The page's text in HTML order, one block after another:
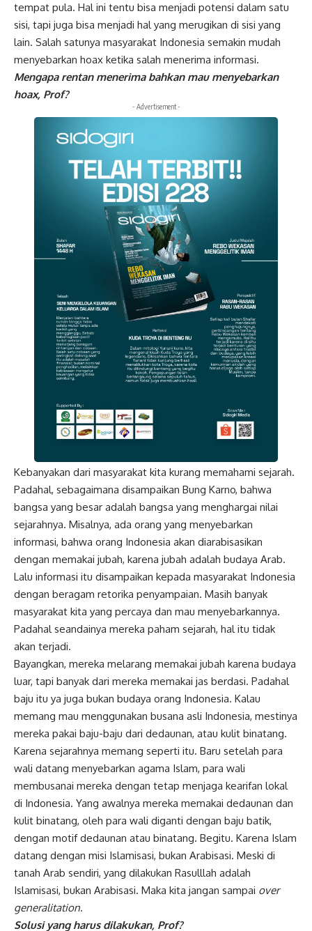
tempat pula. Hal ini tentu bisa menjadi potensi dalam satu
sisi, tapi juga bisa menjadi hal yang merugikan di sisi yang
lain. Salah satunya masyarakat Indonesia semakin mudah
menyebarkan hoax ketika salah menerima informasi.
Mengapa rentan menerima bahkan mau menyebarkan
hoax, Prof?
- Advertisement -
Kebanyakan dari masyarakat kita kurang memahami sejarah.
Padahal, sebagaimana disampaikan Bung Karno, bahwa
bangsa yang besar adalah bangsa yang menghargai nilai
sejarahnya. Misalnya, ada orang yang menyebarkan
informasi, bahwa orang Indonesia akan diarabisasikan
dengan memakai jubah, karena jubah adalah budaya Arab.
Lalu informasi itu disampaikan kepada masyarakat Indonesia
dengan beragam retorika penyampaian. Masih banyak
masyarakat kita yang percaya dan mau menyebarkannya.
Padahal seandainya mereka paham sejarah, hal itu tidak
akan terjadi.
Bayangkan, mereka melarang memakai jubah karena budaya
luar, tapi banyak dari mereka memakai jas berdasi. Padahal
baju itu ya juga bukan budaya orang Indonesia. Kalau
memang mau menggunakan busana asli Indonesia, mestinya
mereka pakai baju-baju dari dedaunan, atau kulit binatang.
Karena sejarahnya memang seperti itu. Baru setelah para
wali datang menyebarkan agama Islam, para wali
membusanai mereka dengan tetap menjaga kearifan lokal
di Indonesia. Yang awalnya mereka memakai dedaunan dan
kulit binatang, oleh para wali diganti dengan baju batik,
dengan motif dedaunan atau binatang. Begitu. Karena Islam
datang dengan misi Islamisasi, bukan Arabisasi. Meski di
tanah Arab sendiri, yang dilakukan Rasulllah adalah
Islamisasi, bukan Arabisasi. Maka kita jangan sampai over
generalitation.
Solusi yang harus dilakukan, Prof?